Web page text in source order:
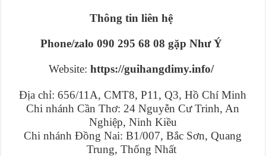
Thông tin liên hệ
Phone/zalo 090 295 68 08 gặp Như Ý
Website:https://guihangdimy.info/
Địa chỉ: 656/11A, CMT8, P11, Q3, Hồ Chí Minh
Chi nhánh Cần Thơ: 24 Nguyễn Cư Trinh, An
Nghiệp, Ninh Kiều
Chi nhánh Đồng Nai: B1/007, Bắc Sơn, Quang
Trung, Thống Nhất